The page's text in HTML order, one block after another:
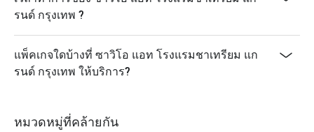
รนด์ กรุงเทพ ?
แพ็คเกจใดบ้างที่ ซาวิโอ แอท โรงแรมชาเทรียม แก
รนด์ กรุงเทพ ให้บริการ?
หมวดหมู่ที่คล้ายกัน